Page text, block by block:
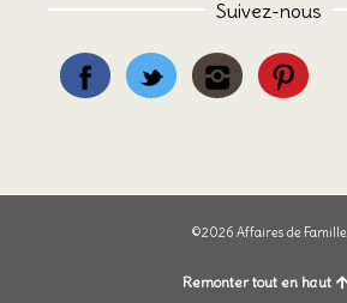
Suivez-nous
©2026 Affaires de Famille.
Remonter tout en haut